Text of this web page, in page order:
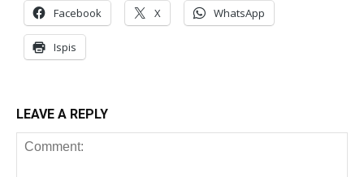
Facebook X WhatsApp
Ispis
LEAVE A REPLY